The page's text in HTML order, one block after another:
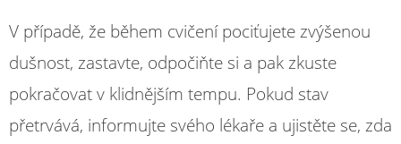
V případě, že během cvičení pociťujete zvýšenou
dušnost, zastavte, odpočiňte si a pak zkuste
pokračovat v klidnějším tempu. Pokud stav
přetrvává, informujte svého lékaře a ujistěte se, zda